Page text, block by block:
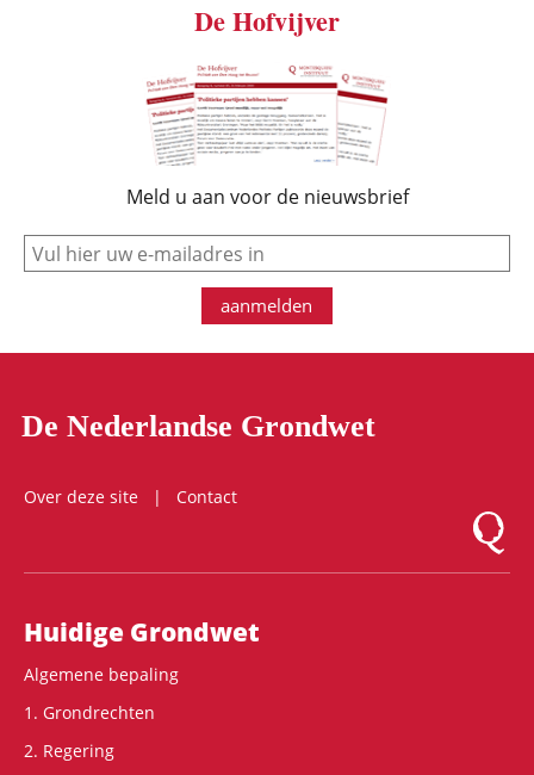
De Hofvijver
Meld u aan voor de nieuwsbrief
e-mail
aanmelden
De Nederlandse Grondwet
Over deze site
Contact
Logo
Hoofdnavigatie
Huidige Grondwet
Algemene bepaling
1. Grondrechten
2. Regering